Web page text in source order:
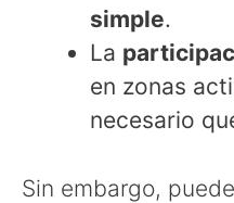
simple.
La
en zonas
necesario
Sin embargo,